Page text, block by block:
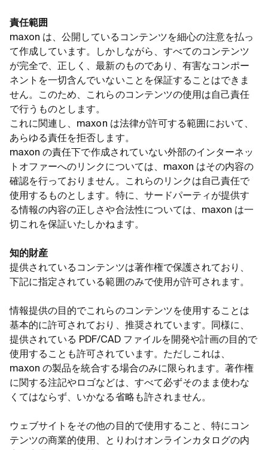
責任範囲
maxon は、公開しているコンテンツを細心の注意を払っ
て作成しています。しかしながら、すべてのコンテンツ
が完全で、正しく、最新のものであり、有害なコンポー
ネントを一切含んでいないことを保証することはできま
せん。このため、これらのコンテンツの使用は自己責任
で行うものとします。
これに関連し、maxon は法律が許可する範囲において、
あらゆる責任を拒否します。
maxon の責任下で作成されていない外部のインターネッ
トオファーへのリンクについては、maxon はその内容の
確認を行っておりません。これらのリンクは自己責任で
使用するものとします。特に、サードパーティが提供す
る情報の内容の正しさや合法性については、maxon は一
切これを保証いたしかねます。
知的財産
提供されているコンテンツは著作権で保護されており、
下記に指定されている範囲のみで使用が許可されます。
情報提供の目的でこれらのコンテンツを使用することは
基本的に許可されており、推奨されています。同様に、
提供されている PDF/CAD ファイルを開発や計画の目的で
使用することも許可されています。ただしこれは、
maxon の製品を統合する場合のみに限られます。著作権
に関する注記やロゴなどは、すべて必ずそのまま使わな
くてはならず、いかなる省略も許されません。
ウェブサイトをその他の目的で使用すること、特にコン
テンツの商業的使用、とりわけオンラインカタログの内